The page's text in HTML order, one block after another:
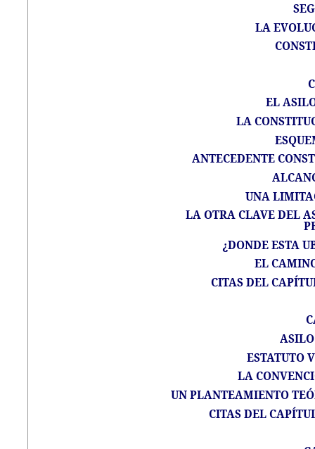
LA
EL
LA
ANTECEDENTE
UNA
LA OTRA CLAVE DEL
¿DONDE ESTA
EL
CITAS DEL
ESTATUTO
LA
UN PLANTEAMIENTO
CITAS DEL